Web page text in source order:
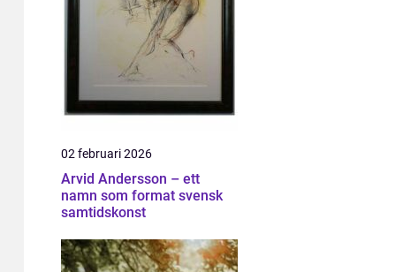
02 februari 2026
Arvid Andersson – ett
namn som format svensk
samtidskonst